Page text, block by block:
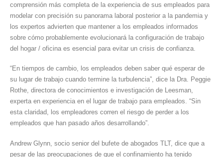
comprensión más completa de la experiencia de sus empleados para
modelar con precisión su panorama laboral posterior a la pandemia y
los expertos advierten que mantener a los empleados informados
sobre cómo probablemente evolucionará la configuración de trabajo
del hogar / oficina es esencial para evitar un crisis de confianza.
“En tiempos de cambio, los empleados deben saber qué esperar de
su lugar de trabajo cuando termine la turbulencia”, dice la Dra. Peggie
Rothe, directora de conocimientos e investigación de Leesman,
experta en experiencia en el lugar de trabajo para empleados. “Sin
esta claridad, los empleadores corren el riesgo de perder a los
empleados que han pasado años desarrollando”.
Andrew Glynn, socio senior del bufete de abogados TLT, dice que a
pesar de las preocupaciones de que el confinamiento ha tenido